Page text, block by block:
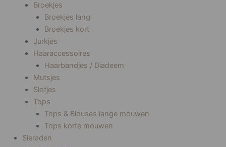
Broekjes
Broekjes lang
Broekjes kort
Jurkjes
Haaraccessoires
Haarbandjes / Diadeem
Mutsjes
Slofjes
Tops
Tops & Blouses lange mouwen
Tops korte mouwen
Sieraden